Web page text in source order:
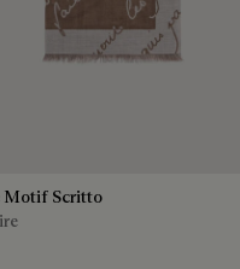
Motif Scritto